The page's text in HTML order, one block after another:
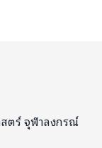
ตร์ จุฬาลงกรณ์